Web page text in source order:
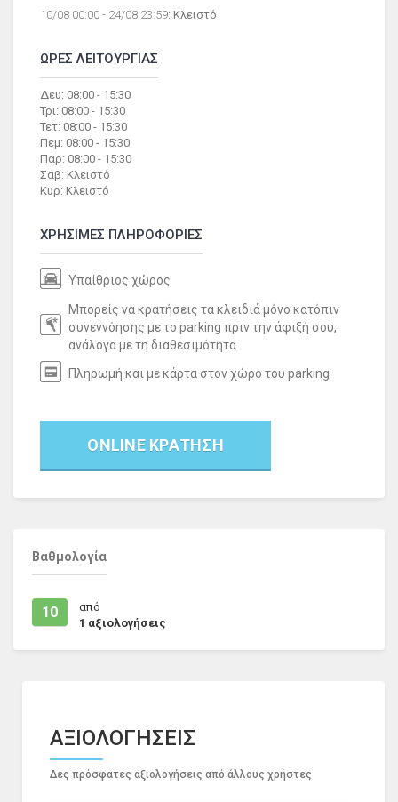
10/08 00:00 - 24/08 23:59: Κλειστό
ΩΡΕΣ ΛΕΙΤΟΥΡΓΙΑΣ
Δευ: 08:00 - 15:30
Τρι: 08:00 - 15:30
Τετ: 08:00 - 15:30
Πεμ: 08:00 - 15:30
Παρ: 08:00 - 15:30
Σαβ: Κλειστό
Κυρ: Κλειστό
ΧΡΗΣΙΜΕΣ ΠΛΗΡΟΦΟΡΙΕΣ
Υπαίθριος χώρος
Μπορείς να κρατήσεις τα κλειδιά μόνο κατόπιν
συνεννόησης με το parking πριν την άφιξή σου,
ανάλογα με τη διαθεσιμότητα
Πληρωμή και με κάρτα στον χώρο του parking
ONLINE ΚΡΑΤΗΣΗ
Βαθμολογία
10
από
1 αξιολογήσεις
ΑΞΙΟΛΟΓΗΣΕΙΣ
Δες πρόσφατες αξιολογήσεις από άλλους χρήστες